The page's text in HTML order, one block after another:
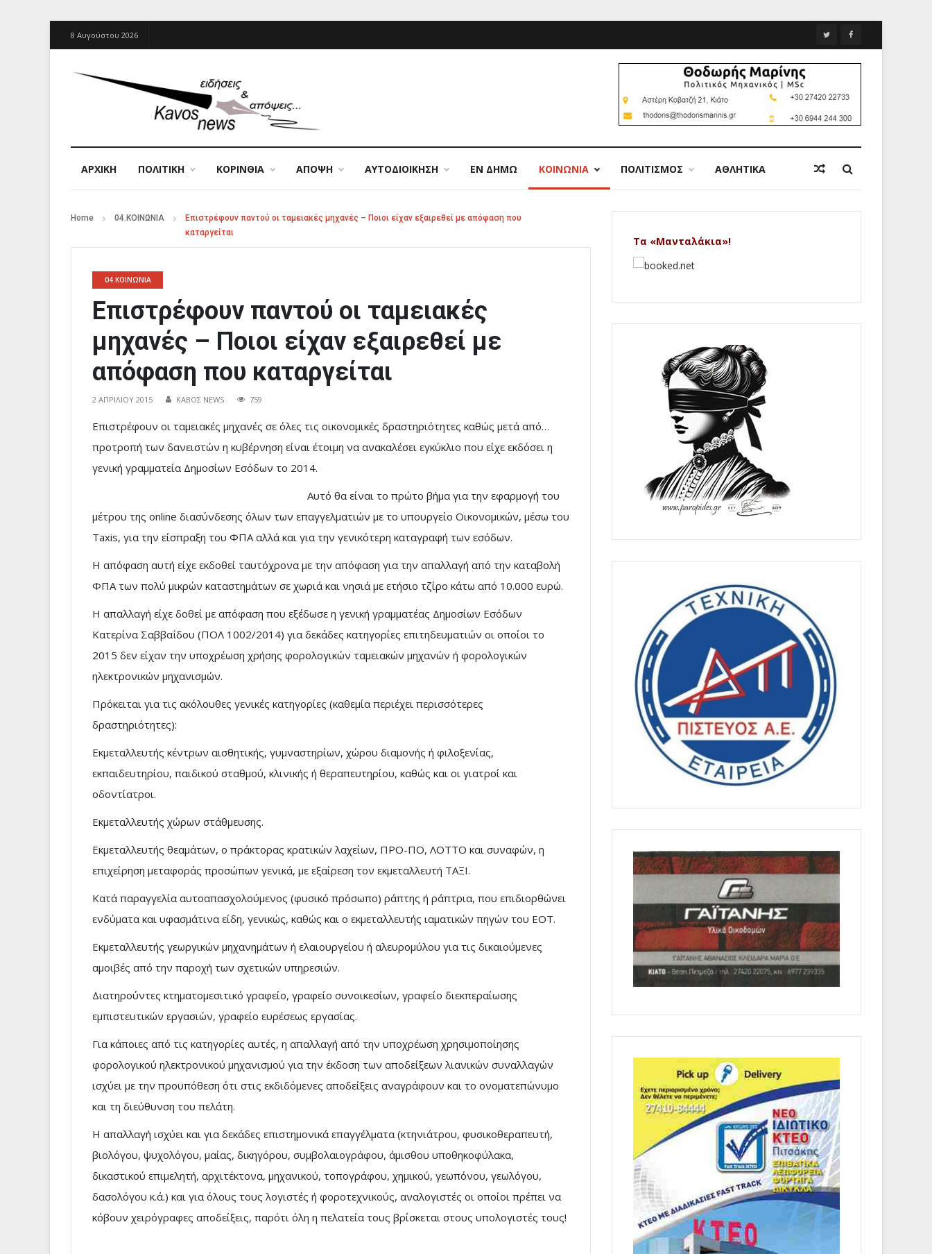
8 Αυγούστου 2026
ΑΡΧΙΚΉ ΠΟΛΙΤΙΚΗ ΚΟΡΙΝΘΙΑ ΑΠΟΨΗ ΑΥΤΟΔΙΟΙΚΗΣΗ ΕΝ ΔΗΜΩ ΚΟΙΝΩΝΙΑ ΠΟΛΙΤΙΣΜΟΣ ΑΘΛΗΤΙΚΑ
Home 04.ΚΟΙΝΩΝΙΑ
Επιστρέφουν παντού οι ταμειακές μηχανές – Ποιοι είχαν εξαιρεθεί με απόφαση που
καταργείται
04.ΚΟΙΝΩΝΙΑ
Επιστρέφουν παντού οι ταμειακές
μηχανές – Ποιοι είχαν εξαιρεθεί με
απόφαση που καταργείται
2 ΑΠΡΙΛΊΟΥ 2015 ΚΑΒΟΣ NEWS 759
Επιστρέφουν οι ταμειακές μηχανές σε όλες τις οικονομικές δραστηριότητες καθώς μετά από…
προτροπή των δανειστών η κυβέρνηση είναι έτοιμη να ανακαλέσει εγκύκλιο που είχε εκδόσει η
γενική γραμματεία Δημοσίων Εσόδων το 2014.
Αυτό θα είναι το πρώτο βήμα για την εφαρμογή του
μέτρου της online διασύνδεσης όλων των επαγγελματιών με το υπουργείο Οικονομικών, μέσω του
Taxis, για την είσπραξη του ΦΠΑ αλλά και για την γενικότερη καταγραφή των εσόδων.
Η απόφαση αυτή είχε εκδοθεί ταυτόχρονα με την απόφαση για την απαλλαγή από την καταβολή
ΦΠΑ των πολύ μικρών καταστημάτων σε χωριά και νησιά με ετήσιο τζίρο κάτω από 10.000 ευρώ.
Η απαλλαγή είχε δοθεί με απόφαση που εξέδωσε η γενική γραμματέας Δημοσίων Εσόδων
Κατερίνα Σαββαΐδου (ΠΟΛ 1002/2014) για δεκάδες κατηγορίες επιτηδευματιών οι οποίοι το
2015 δεν είχαν την υποχρέωση χρήσης φορολογικών ταμειακών μηχανών ή φορολογικών
ηλεκτρονικών μηχανισμών.
Πρόκειται για τις ακόλουθες γενικές κατηγορίες (καθεμία περιέχει περισσότερες
δραστηριότητες):
Εκμεταλλευτής κέντρων αισθητικής, γυμναστηρίων, χώρου διαμονής ή φιλοξενίας,
εκπαιδευτηρίου, παιδικού σταθμού, κλινικής ή θεραπευτηρίου, καθώς και οι γιατροί και
οδοντίατροι.
Εκμεταλλευτής χώρων στάθμευσης.
Εκμεταλλευτής θεαμάτων, ο πράκτορας κρατικών λαχείων, ΠΡΟ-ΠΟ, ΛΟΤΤΟ και συναφών, η
επιχείρηση μεταφοράς προσώπων γενικά, με εξαίρεση τον εκμεταλλευτή ΤΑΞΙ.
Κατά παραγγελία αυτοαπασχολούμενος (φυσικό πρόσωπο) ράπτης ή ράπτρια, που επιδιορθώνει
ενδύματα και υφασμάτινα είδη, γενικώς, καθώς και ο εκμεταλλευτής ιαματικών πηγών του ΕΟΤ.
Εκμεταλλευτής γεωργικών μηχανημάτων ή ελαιουργείου ή αλευρομύλου για τις δικαιούμενες
αμοιβές από την παροχή των σχετικών υπηρεσιών.
Διατηρούντες κτηματομεσιτικό γραφείο, γραφείο συνοικεσίων, γραφείο διεκπεραίωσης
εμπιστευτικών εργασιών, γραφείο ευρέσεως εργασίας.
Για κάποιες από τις κατηγορίες αυτές, η απαλλαγή από την υποχρέωση χρησιμοποίησης
φορολογικού ηλεκτρονικού μηχανισμού για την έκδοση των αποδείξεων λιανικών συναλλαγών
ισχύει με την προϋπόθεση ότι στις εκδιδόμενες αποδείξεις αναγράφουν και το ονοματεπώνυμο
και τη διεύθυνση του πελάτη.
Η απαλλαγή ισχύει και για δεκάδες επιστημονικά επαγγέλματα (κτηνιάτρου, φυσικοθεραπευτή,
βιολόγου, ψυχολόγου, μαίας, δικηγόρου, συμβολαιογράφου, άμισθου υποθηκοφύλακα,
δικαστικού επιμελητή, αρχιτέκτονα, μηχανικού, τοπογράφου, χημικού, γεωπόνου, γεωλόγου,
δασολόγου κ.ά.) και για όλους τους λογιστές ή φοροτεχνικούς, αναλογιστές οι οποίοι πρέπει να
κόβουν χειρόγραφες αποδείξεις, παρότι όλη η πελατεία τους βρίσκεται στους υπολογιστές τους!
Τα «Μανταλάκια»!